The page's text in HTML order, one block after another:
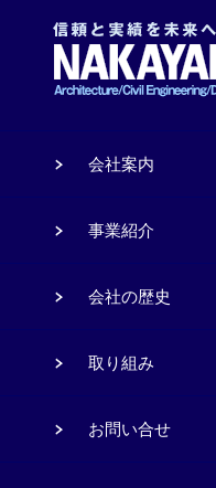
会社案内
事業紹介
会社の歴史
取り組み
お問い合せ